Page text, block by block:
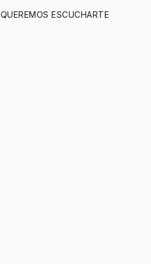
QUEREMOS ESCUCHARTE